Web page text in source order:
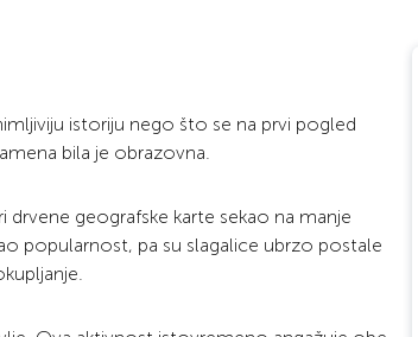
istoriju nego što se na prvi pogled
bila je obrazovna.
drvene geografske karte sekao na manje
popularnost, pa su slagalice ubrzo postale